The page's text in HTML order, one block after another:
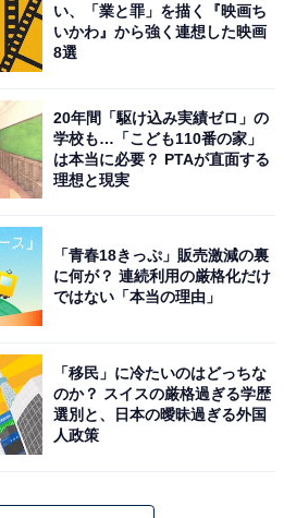
、しつこくないクリームです。
ヒーゼリーを食べます。まだク
祖ジェリコの「楽しみ方その
苦味のあるコーヒーゼリー
ごくよく合います。スプーンを
ったコーヒーゼリーが食べられ
い、「業と罪」を描く『映画ち
いかわ』から強く連想した映画
8選
20年間「駆け込み実績ゼロ」の
学校も…「こども110番の家」
は本当に必要？ PTAが直面する
理想と現実
「青春18きっぷ」販売激減の裏
に何が？ 連続利用の厳格化だけ
ではない「本当の理由」
「移民」に冷たいのはどっちな
のか？ スイスの厳格過ぎる学歴
選別と、日本の曖昧過ぎる外国
人政策